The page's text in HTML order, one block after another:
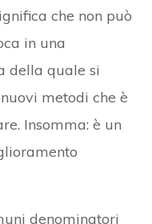
che non può
in una
della quale si
metodi che è
Insomma: è un
denominatori